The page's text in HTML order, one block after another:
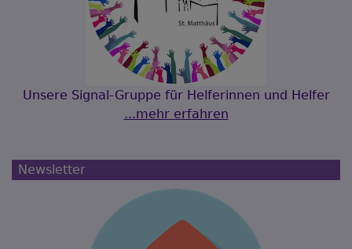
Unsere Signal-Gruppe für Helferinnen und Helfer
...mehr erfahren
Newsletter